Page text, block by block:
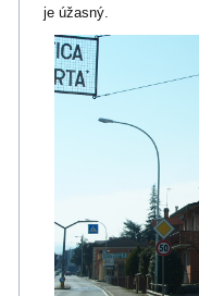
je úžasný.